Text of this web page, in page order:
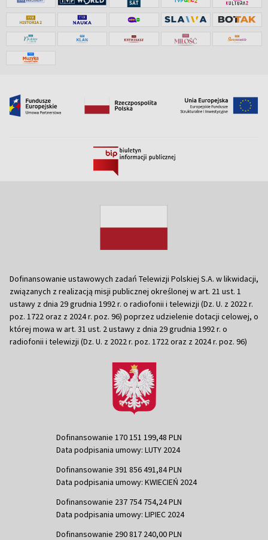
Dofinansowanie ustawowych zadań Telewizji Polskiej S.A. w likwidacji,
związanych z realizacją misji publicznej określonej w art. 21 ust. 1
ustawy z dnia 29 grudnia 1992 r. o radiofonii i telewizji (Dz. U. z 2022 r.
poz. 1722 oraz z 2024 r. poz. 96) poprzez udzielenie dotacji celowej, o
której mowa w art. 31 ust. 2 ustawy z dnia 29 grudnia 1992 r. o
radiofonii i telewizji (Dz. U. z 2022 r. poz. 1722 oraz z 2024 r. poz. 96)
Dofinansowanie 170 151 199,48 PLN
Data podpisania umowy: LUTY 2024
Dofinansowanie 391 856 491,84 PLN
Data podpisania umowy: KWIECIEŃ 2024
Dofinansowanie 237 754 754,24 PLN
Data podpisania umowy: LIPIEC 2024
Dofinansowanie 290 817 240,00 PLN